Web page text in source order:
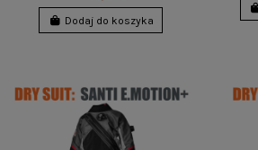
Dodaj do koszyka